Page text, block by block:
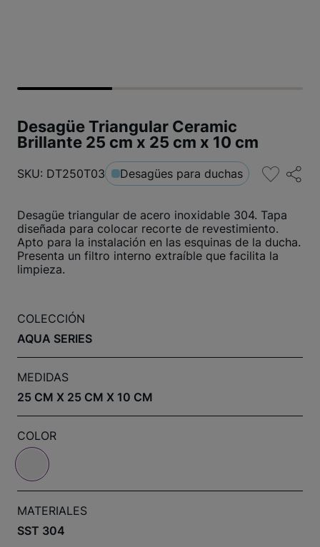
Desagüe Triangular Ceramic
Brillante 25 cm x 25 cm x 10 cm
SKU: DT250T03 Desagües para duchas
Desagüe triangular de acero inoxidable 304. Tapa
diseñada para colocar recorte de revestimiento.
Apto para la instalación en las esquinas de la ducha.
Presenta un filtro interno extraíble que facilita la
limpieza.
COLECCIÓN
AQUA SERIES
MEDIDAS
25 CM X 25 CM X 10 CM
COLOR
MATERIALES
SST 304